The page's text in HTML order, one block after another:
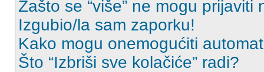
Zašto se “više” ne mogu prijaviti
Izgubio/la sam zaporku!
Kako mogu onemogućiti
Što “Izbriši sve kolačiće” radi?